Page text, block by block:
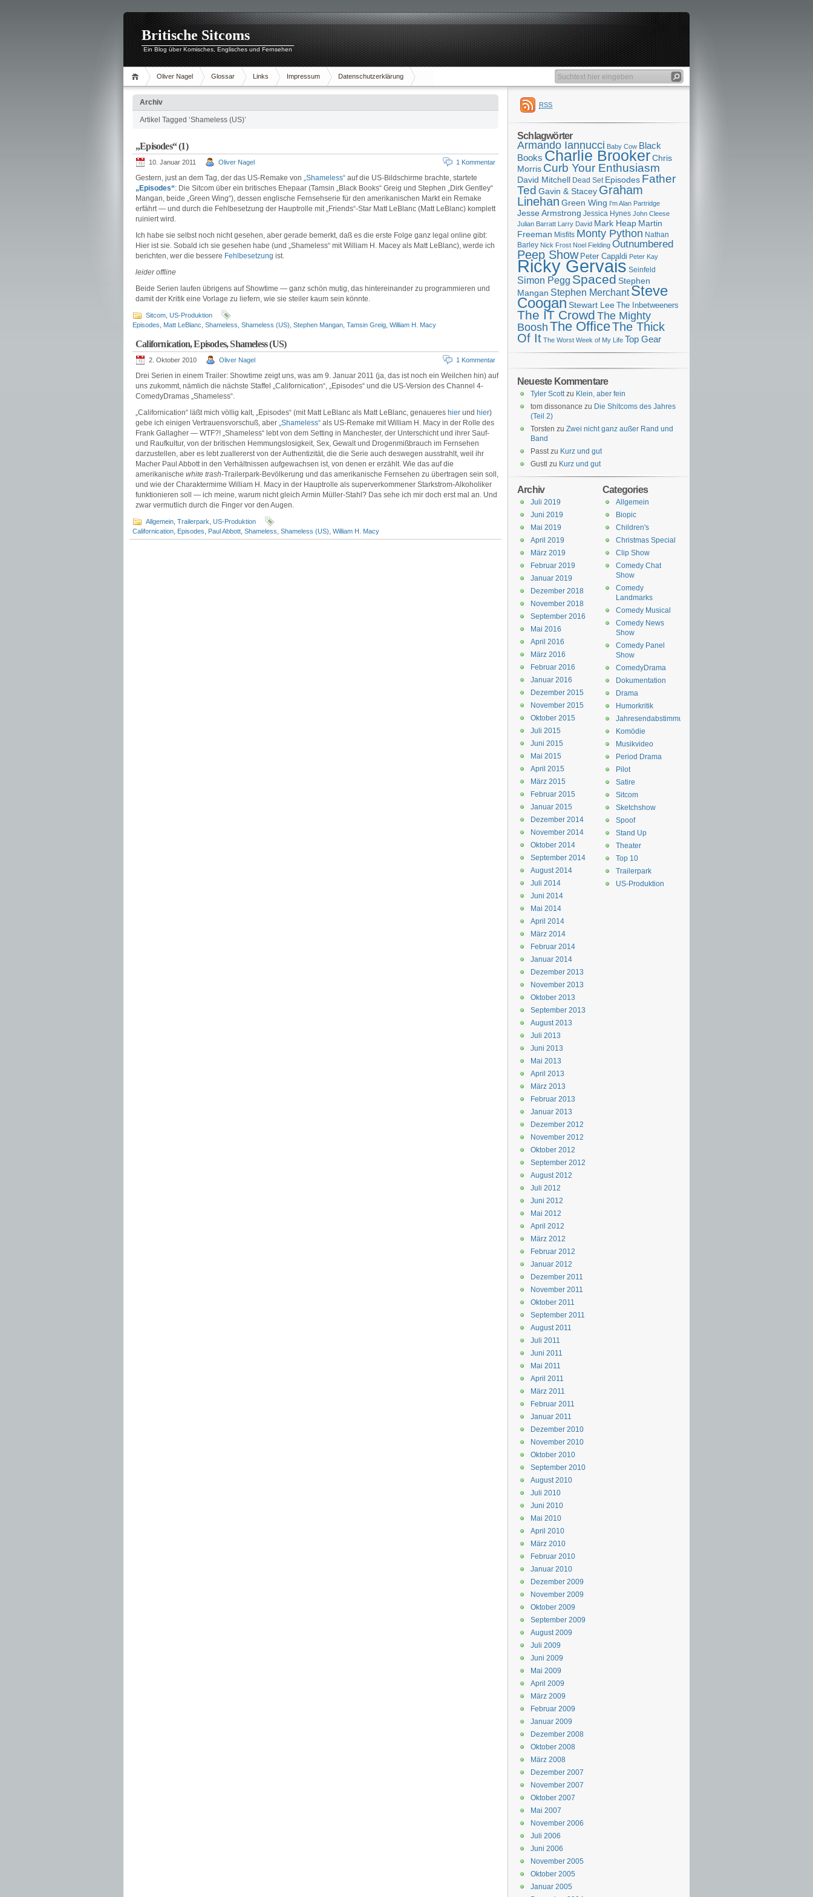
Britische Sitcoms
Ein Blog über Komisches, Englisches und Fernsehen
Oliver Nagel Glossar Links Impressum Datenschutzerklärung
Archiv
Artikel Tagged ‘Shameless (US)’
„Episodes“ (1)
10. Januar 2011 Oliver Nagel 1 Kommentar
Gestern, just an dem Tag, der das US-Remake von „Shameless“ auf die US-Bildschirme brachte, startete
„Episodes“: Die Sitcom über ein britisches Ehepaar (Tamsin „Black Books“ Greig und Stephen „Dirk Gentley“
Mangan, beide „Green Wing“), dessen englische Fernsehserie für den amerikanischen Markt ein Remake
erfährt — und durch die Fehlbesetzung der Hauptrolle mit „Friends“-Star Matt LeBlanc (Matt LeBlanc) komplett
ruiniert wird.
Ich habe sie selbst noch nicht gesehen, aber gerade bemerkt, daß es die erste Folge ganz legal online gibt:
Hier ist sie. Sobald ich sie gesehen habe (und „Shameless“ mit William H. Macey als Matt LeBlanc), werde ich
berichten, wer die bessere Fehlbesetzung ist.
leider offline
Beide Serien laufen übrigens auf Showtime — ganz schön mutig, das hintereinander zu programmieren und
damit der Kritik eine Vorlage zu liefern, wie sie steiler kaum sein könnte.
Sitcom US-Produktion
Episodes
Matt LeBlanc Shameless Shameless (US) Stephen Mangan Tamsin Greig William H. Macy
Californication, Episodes, Shameless (US)
2. Oktober 2010 Oliver Nagel 1 Kommentar
Drei Serien in einem Trailer: Showtime zeigt uns, was am 9. Januar 2011 (ja, das ist noch ein Weilchen hin) auf
uns zukommt, nämlich die nächste Staffel „Californication“, „Episodes“ und die US-Version des Channel 4-
ComedyDramas „Shameless“.
„Californication“ läßt mich völlig kalt, „Episodes“ (mit Matt LeBlanc als Matt LeBlanc, genaueres hier und hier)
gebe ich einigen Vertrauensvorschuß, aber „Shameless“ als US-Remake mit William H. Macy in der Rolle des
Frank Gallagher — WTF?! „Shameless“ lebt von dem Setting in Manchester, der Unterschicht und ihrer Sauf-
und Raufkultur, von der britischen Hemmungslosigkeit, Sex, Gewalt und Drogenmißbrauch im Fernsehen
darzustellen, aber es lebt zuallererst von der Authentizität, die die Serie auch deswegen ausstrahlt, weil ihr
Macher Paul Abbott in den Verhältnissen aufgewachsen ist, von denen er erzählt. Wie das auf die
amerikanische white trash-Trailerpark-Bevölkerung und das amerikanische Fernsehen zu übertragen sein soll,
und wie der Charaktermime William H. Macy in der Hauptrolle als superverkommener Starkstrom-Alkoholiker
funktionieren soll — ich meine, warum nicht gleich Armin Müller-Stahl? Das sehe ich mir doch erst mal an. Und
zwar vermutlich durch die Finger vor den Augen.
Allgemein Trailerpark US-Produktion
Californication Episodes Paul Abbott Shameless Shameless (US) William H. Macy
RSS
Schlagwörter
Armando Iannucci Baby Cow Black
Books Charlie BrookerChris
Morris Curb Your Enthusiasm
David Mitchell Dead Set Episodes Father
Ted Gavin & Stacey Graham
Linehan Green Wing I'm Alan Partridge
Jesse Armstrong Jessica Hynes John Cleese
Julian Barratt Larry David Mark Heap Martin
Freeman Misfits Monty Python Nathan
Barley Nick Frost Noel Fielding Outnumbered
Peep Show Peter Capaldi Peter Kay
Ricky Gervais Seinfeld
Simon Pegg Spaced Stephen
Mangan Stephen Merchant Steve
CooganStewart Lee The Inbetweeners
The IT Crowd The Mighty
Boosh The OfficeThe Thick
Of It The Worst Week of My Life Top Gear
Neueste Kommentare
Tyler Scottzu Klein, aber fein
tom dissonance zu Die Shitcoms des Jahres
(Teil 2)
Torsten zu Zwei nicht ganz außer Rand und
Band
Passtzu Kurz und gut
Gustl zu Kurz und gut
Categories
Allgemein
Biopic
Children's
Christmas Special
Clip Show
Comedy Chat
Show
Comedy
Landmarks
Comedy Musical
Comedy News
Show
Comedy Panel
Show
ComedyDrama
Dokumentation
Drama
Humorkritik
Jahresendabstimmung
Komödie
Musikvideo
Period Drama
Pilot
Satire
Sitcom
Sketchshow
Spoof
Stand Up
Theater
Top 10
Trailerpark
US-Produktion
Archiv
Juli 2019
Juni 2019
Mai 2019
April 2019
März 2019
Februar 2019
Januar 2019
Dezember 2018
November 2018
September 2016
Mai 2016
April 2016
März 2016
Februar 2016
Januar 2016
Dezember 2015
November 2015
Oktober 2015
Juli 2015
Juni 2015
Mai 2015
April 2015
März 2015
Februar 2015
Januar 2015
Dezember 2014
November 2014
Oktober 2014
September 2014
August 2014
Juli 2014
Juni 2014
Mai 2014
April 2014
März 2014
Februar 2014
Januar 2014
Dezember 2013
November 2013
Oktober 2013
September 2013
August 2013
Juli 2013
Juni 2013
Mai 2013
April 2013
März 2013
Februar 2013
Januar 2013
Dezember 2012
November 2012
Oktober 2012
September 2012
August 2012
Juli 2012
Juni 2012
Mai 2012
April 2012
März 2012
Februar 2012
Januar 2012
Dezember 2011
November 2011
Oktober 2011
September 2011
August 2011
Juli 2011
Juni 2011
Mai 2011
April 2011
März 2011
Februar 2011
Januar 2011
Dezember 2010
November 2010
Oktober 2010
September 2010
August 2010
Juli 2010
Juni 2010
Mai 2010
April 2010
März 2010
Februar 2010
Januar 2010
Dezember 2009
November 2009
Oktober 2009
September 2009
August 2009
Juli 2009
Juni 2009
Mai 2009
April 2009
März 2009
Februar 2009
Januar 2009
Dezember 2008
Oktober 2008
März 2008
Dezember 2007
November 2007
Oktober 2007
Mai 2007
November 2006
Juli 2006
Juni 2006
November 2005
Oktober 2005
Januar 2005